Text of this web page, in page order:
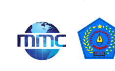
pada pemerataan yang
seragam